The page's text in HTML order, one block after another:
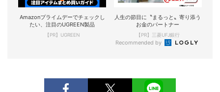
Amazonプライムデーでチェックし
たい、注目のUGREEN製品
【PR】UGREEN
人生の節目に〝まるっと〟寄り添う
お金のパートナー
【PR】三菱UFJ銀行
Recommended by